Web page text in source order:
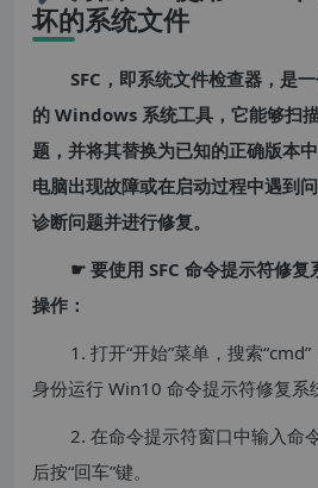
坏的系统文件
SFC，即系统文件检查器，是
的 Windows 系统工具，它能够扫
题，并将其替换为已知的正确版本
电脑出现故障或在启动过程中遇到
诊断问题并进行修复。
☛ 要使用 SFC 命令提示符修
操作：
1. 打开“开始”菜单，搜索
身份运行 Win10 命令提示符修复系
2. 在命令提示符窗口中输入命
后按“回车”键。